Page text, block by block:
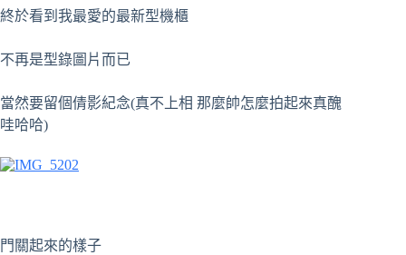
終於看到我最愛的最新型機櫃
不再是型錄圖片而已
當然要留個倩影紀念(真不上相 那麼帥怎麼拍起來真醜
哇哈哈)
門關起來的樣子